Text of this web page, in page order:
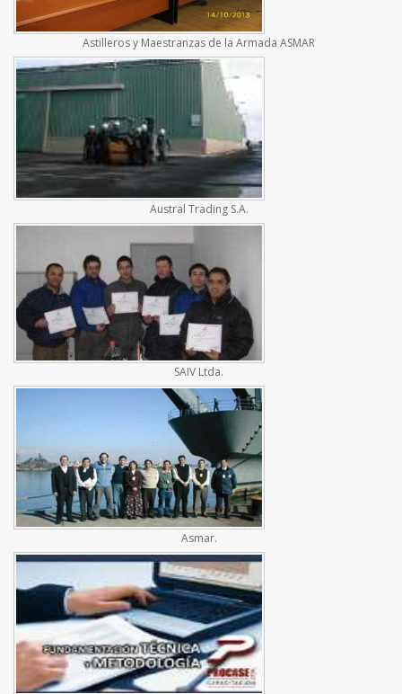
Astilleros y Maestranzas de la Armada ASMAR
Austral Trading S.A.
SAIV Ltda.
Asmar.